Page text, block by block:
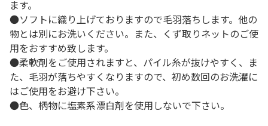
ます。
●ソフトに織り上げておりますので毛羽落ちします。他の
物とは別にお洗いください。また、くず取りネットのご使
用をおすすめ致します。
●柔軟剤をご使用されますと、パイル糸が抜けやすく、ま
た、毛羽が落ちやすくなりますので、初め数回のお洗濯に
はご使用をお避け下さい。
●色、柄物に塩素系漂白剤を使用しないで下さい。